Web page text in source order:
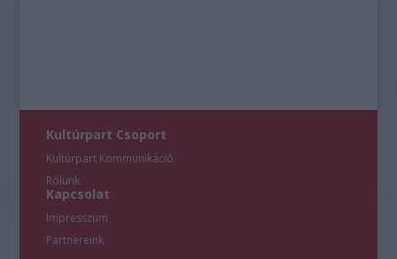
Kultúrpart Csoport
Kultúrpart Kommunikáció
Rólunk
Kapcsolat
Impresszum
Partnereink